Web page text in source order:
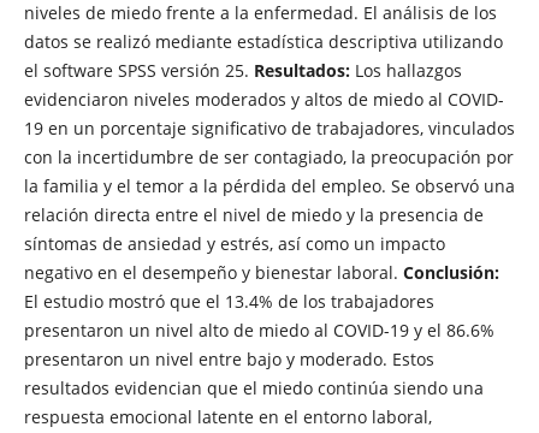
niveles de miedo frente a la enfermedad. El análisis de los
datos se realizó mediante estadística descriptiva utilizando
el software SPSS versión 25. Resultados: Los hallazgos
evidenciaron niveles moderados y altos de miedo al COVID-
19 en un porcentaje significativo de trabajadores, vinculados
con la incertidumbre de ser contagiado, la preocupación por
la familia y el temor a la pérdida del empleo. Se observó una
relación directa entre el nivel de miedo y la presencia de
síntomas de ansiedad y estrés, así como un impacto
negativo en el desempeño y bienestar laboral. Conclusión:
El estudio mostró que el 13.4% de los trabajadores
presentaron un nivel alto de miedo al COVID-19 y el 86.6%
presentaron un nivel entre bajo y moderado. Estos
resultados evidencian que el miedo continúa siendo una
respuesta emocional latente en el entorno laboral,